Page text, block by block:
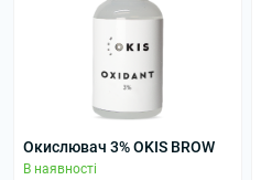
Окислювач 3% OKIS BROW
В наявності